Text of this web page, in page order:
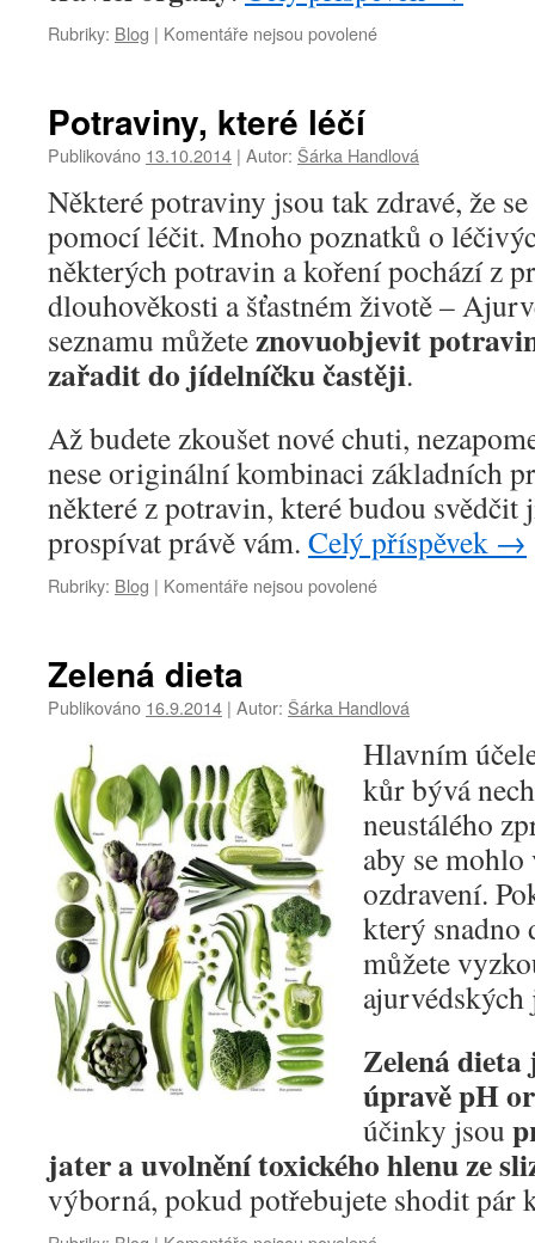
Rubriky: Blog | Komentáře nejsou povolenéu
dieta
mungem
rýží
Potraviny, které léčí
Publikováno 13.10.2014 | Autor: Šárka Handlová
Některé potraviny jsou tak zdravé, že
pomocí léčit. Mnoho poznatků o
některých potravin a koření pochází z
dlouhověkosti a šťastném životě –
seznamu můžeteznovuobjevit
zařadit do jídelníčku častěji.
Až budete zkoušet nové chuti,
nese originální kombinaci základních
některé z potravin, které budou svědčit
prospívat právě vám. Celý příspěvek →
Rubriky: Blog | Komentáře nejsou povolenéu
které
Zelená dieta
Publikováno 16.9.2014 | Autor: Šárka Handlová
Hlavním
kůr bývá
neustálého
aby se mohlo
ozdravení.
který snadno
můžete
Zelená
úpravě pH
účinky jsou
jater a uvolnění toxického hlenu ze
výborná, pokud potřebujete shodit pár